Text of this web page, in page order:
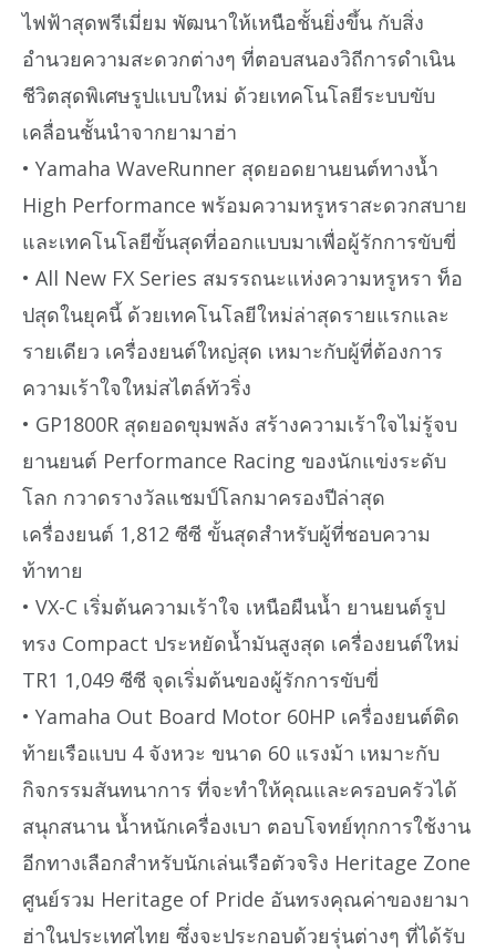
ไฟฟ้าสุดพรีเมี่ยม พัฒนาให้เหนือชั้นยิ่งขึ้น กับสิ่ง
อำนวยความสะดวกต่างๆ ที่ตอบสนองวิถีการดำเนิน
ชีวิตสุดพิเศษรูปแบบใหม่ ด้วยเทคโนโลยีระบบขับ
เคลื่อนชั้นนำจากยามาฮ่า
• Yamaha WaveRunner สุดยอดยานยนต์ทางน้ำ
High Performance พร้อมความหรูหราสะดวกสบาย
และเทคโนโลยีขั้นสุดที่ออกแบบมาเพื่อผู้รักการขับขี่
• All New FX Series สมรรถนะแห่งความหรูหรา ท็อ
ปสุดในยุคนี้ ด้วยเทคโนโลยีใหม่ล่าสุดรายแรกและ
รายเดียว เครื่องยนต์ใหญ่สุด เหมาะกับผู้ที่ต้องการ
ความเร้าใจใหม่สไตล์ทัวริ่ง
• GP1800R สุดยอดขุมพลัง สร้างความเร้าใจไม่รู้จบ
ยานยนต์ Performance Racing ของนักแข่งระดับ
โลก กวาดรางวัลแชมป์โลกมาครองปีล่าสุด
เครื่องยนต์ 1,812 ซีซี ขั้นสุดสำหรับผู้ที่ชอบความ
ท้าทาย
• VX-C เริ่มต้นความเร้าใจ เหนือผืนน้ำ ยานยนต์รูป
ทรง Compact ประหยัดน้ำมันสูงสุด เครื่องยนต์ใหม่
TR1 1,049 ซีซี จุดเริ่มต้นของผู้รักการขับขี่
• Yamaha Out Board Motor 60HP เครื่องยนต์ติด
ท้ายเรือแบบ 4 จังหวะ ขนาด 60 แรงม้า เหมาะกับ
กิจกรรมสันทนาการ ที่จะทำให้คุณและครอบครัวได้
สนุกสนาน น้ำหนักเครื่องเบา ตอบโจทย์ทุกการใช้งาน
อีกทางเลือกสำหรับนักเล่นเรือตัวจริง Heritage Zone
ศูนย์รวม Heritage of Pride อันทรงคุณค่าของยามา
ฮ่าในประเทศไทย ซึ่งจะประกอบด้วยรุ่นต่างๆ ที่ได้รับ